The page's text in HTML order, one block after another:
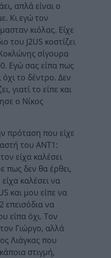
απλά είναι ο
Κι εγώ τον
κιόλας. Είχε
του J2US κοστίζει
σίγουρα
Εγώ σας είπα πως
το δέντρο. Δεν
γιατί το είπε και
ο Νίκος
πρόταση που είχε
του ANT1:
είχα καλέσει
πως δεν θα έρθει,
καλέσει να
και μου είπε να
επεισόδια να
είπα όχι. Τον
Γιώργο, αλλά
Λιάγκας που
στιγμή,